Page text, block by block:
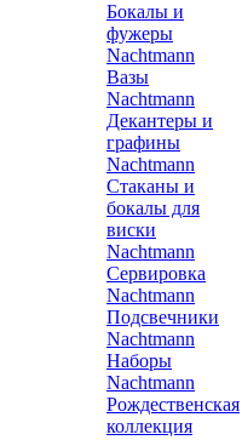
Бокалы и
фужеры
Nachtmann
Вазы
Nachtmann
Декантеры и
графины
Nachtmann
Стаканы и
бокалы для
виски
Nachtmann
Сервировка
Nachtmann
Подсвечники
Nachtmann
Наборы
Nachtmann
Рождественская
коллекция